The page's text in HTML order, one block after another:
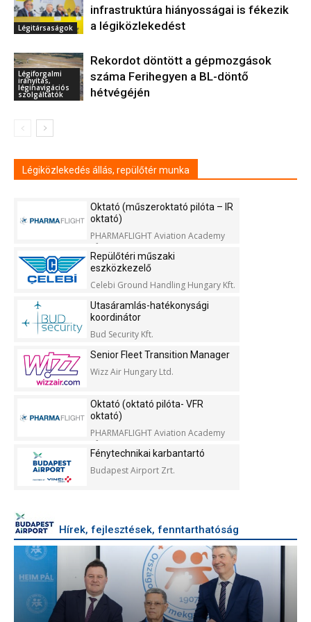
Légitársaságok
infrastruktúra hiányosságai is fékezik
a légiközlekedést
Légiforgalmi
irányítás,
léginavigációs
szolgáltatók
Rekordot döntött a gépmozgások
száma Ferihegyen a BL-döntő
hétvégéjén
Légiközlekedés állás, repülőtér munka
Oktató (műszeroktató pilóta – IR
oktató)
PHARMAFLIGHT Aviation Academy
Kft.
Repülőtéri műszaki
eszközkezelő
Celebi Ground Handling Hungary Kft.
Utasáramlás-hatékonysági
koordinátor
Bud Security Kft.
Senior Fleet Transition Manager
Wizz Air Hungary Ltd.
Oktató (oktató pilóta- VFR
oktató)
PHARMAFLIGHT Aviation Academy
Kft.
Fénytechnikai karbantartó
Budapest Airport Zrt.
Hírek, fejlesztések, fenntarthatóság